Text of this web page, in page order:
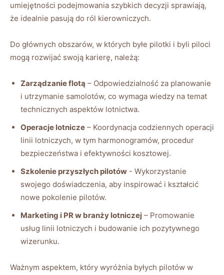
umiejętności podejmowania szybkich decyzji sprawiają,
że idealnie pasują do ról kierowniczych.
Do głównych obszarów, w których byłe pilotki i byli piloci‌
mogą ​rozwijać swoją karierę, należą:
Zarządzanie flotą – Odpowiedzialność za planowanie
i utrzymanie samolotów, co ⁣wymaga‌ wiedzy na temat
technicznych ‍aspektów lotnictwa.
Operacje lotnicze – ⁤Koordynacja codziennych operacji
linii lotniczych, w tym ‍harmonogramów, procedur
bezpieczeństwa i ​efektywności kosztowej.
Szkolenie przyszłych pilotów ​- Wykorzystanie
swojego doświadczenia, aby inspirować ⁢i kształcić
⁤nowe pokolenie pilotów.
Marketing i PR w ⁢branży ⁣lotniczej – Promowanie
usług linii lotniczych⁤ i budowanie ich pozytywnego
wizerunku.
Ważnym aspektem, który wyróżnia byłych pilotów w